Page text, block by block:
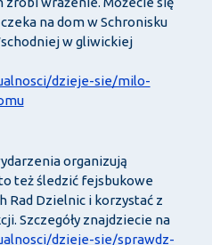
na dom w Schronisku
w gliwickiej
dzieje-sie/milo-
organizują
też śledzić fejsbukowe
Rad Dzielnic i korzystać z
Szczegóły znajdziecie na
dzieje-sie/sprawdz-